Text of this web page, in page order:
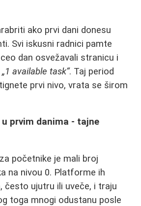
ako prvi dani donesu
Svi iskusni radnici pamte
dan osvežavali stranicu i
„1 available task“. Taj period
prvi nivo, vrata se širom
prvim danima - tajne
početnike je mali broj
na nivou 0. Platforme ih
često ujutru ili uveče, i traju
toga mnogi odustanu posle